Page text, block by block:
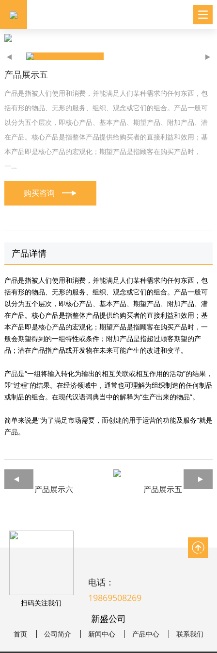
产品展示五
产品是指被人们使用和消费，并能满足人们某种需求的任何东西，包
括有形的物品、无形的服务、组织、观念或它们的组合。产品一般可
以分为五个层次，即核心产品、基本产品、期望产品、附加产品、潜
在产品。核心产品是指整体产品提供给购买者的直接利益和效用；基
本产品即是核心产品的宏观化；期望产品是指顾客在购买产品时，
一...
购买咨询
产品详情
产品是指被人们使用和消费，并能满足人们某种需求的任何东西，包
括有形的物品、无形的服务、组织、观念或它们的组合。产品一般可
以分为五个层次，即核心产品、基本产品、期望产品、附加产品、潜
在产品。核心产品是指整体产品提供给购买者的直接利益和效用；基
本产品即是核心产品的宏观化；期望产品是指顾客在购买产品时，一
般会期望得到的一组特性或条件；附加产品是指超过顾客期望的产
品；潜在产品指产品或开发物在未来可能产生的改进和变革。
产品是“一组将输入转化为输出的相互关联或相互作用的活动”的结果，
即“过程”的结果。在经济领域中，通常也可理解为组织制造的任何制品
或制品的组合。在现代汉语词典当中的解释为“生产出来的物品”。
简单来说是“为了满足市场需要，而创建的用于运营的功能及服务”就是
产品。
产品展示六 产品展示五
扫码关注我们
电话：
19869508269
新盛公司
首页 公司简介 新闻中心 产品中心 联系我们